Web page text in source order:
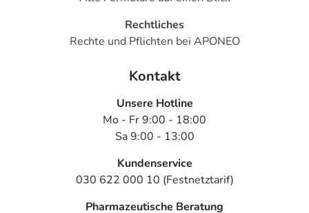
Rechtliches
Rechte und Pflichten bei APONEO
Kontakt
Unsere Hotline
Mo - Fr 9:00 - 18:00
Sa 9:00 - 13:00
Kundenservice
030 622 000 10 (Festnetztarif)
Pharmazeutische Beratung